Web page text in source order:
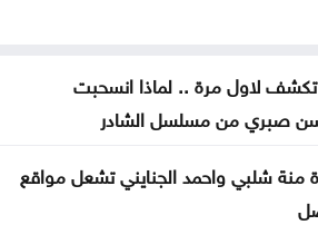
تكشف لاول مرة .. لماذا انسحبت
صبري من مسلسل الشادر
منة شلبي واحمد الجنايني تشعل مواقع